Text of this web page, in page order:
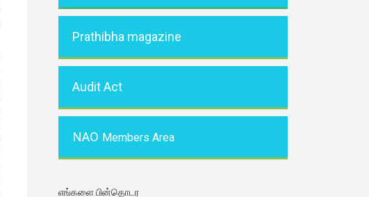
Prathibha magazine
Audit Act
NAO Members Area
எங்களை பின்தொடர